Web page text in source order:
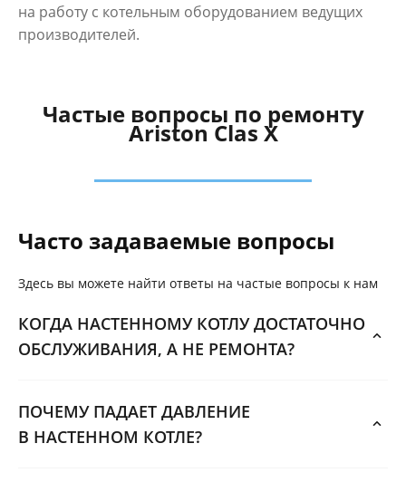
на работу с котельным оборудованием ведущих
производителей.
Частые вопросы по ремонту
Ariston Clas X
Часто задаваемые вопросы
Здесь вы можете найти ответы на частые вопросы к нам
КОГДА НАСТЕННОМУ КОТЛУ ДОСТАТОЧНО
ОБСЛУЖИВАНИЯ, А НЕ РЕМОНТА?
ПОЧЕМУ ПАДАЕТ ДАВЛЕНИЕ
В НАСТЕННОМ КОТЛЕ?